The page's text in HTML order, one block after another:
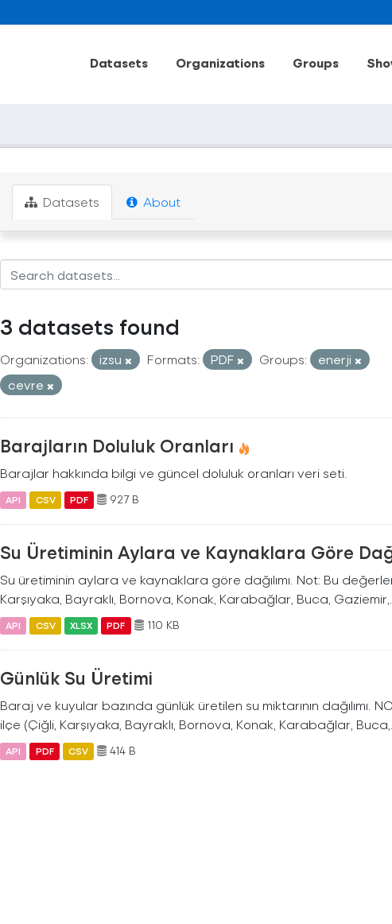
Datasets Organizations Groups
Datasets About
3 datasets found
Organizations: izsu Formats: PDF Groups:
enerji
cevre
Barajların Doluluk Oranları
Barajlar hakkında bilgi ve güncel doluluk oranları veri seti.
API CSV PDF 927 B
Su Üretiminin Aylara ve Kaynaklara Göre
Su üretiminin aylara ve kaynaklara göre dağılımı. Not: Bu
Karşıyaka, Bayraklı, Bornova, Konak, Karabağlar, Buca,
API CSV XLSX PDF 110 KB
Günlük Su Üretimi
Baraj ve kuyular bazında günlük üretilen su miktarının dağılımı.
ilçe (Çiğli, Karşıyaka, Bayraklı, Bornova, Konak, Karabağlar,
API PDF CSV 414 B